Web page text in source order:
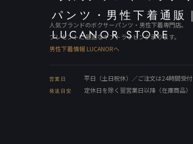
人気ブランドのボクサーパンツ・男性下着専門店。
プレゼントに最適なギフトラッピング承ります。
男性下着情報 LUCANORへ
営業日 平日（土日祝休）／ご注文は24時間受付
発送目安 定休日を除く翌営業日以降（在庫商品）